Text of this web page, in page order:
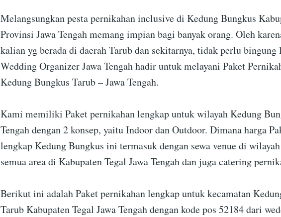
Melangsungkan pesta pernikahan inclusive di Kedung Bungkus
Provinsi Jawa Tengah memang impian bagi banyak orang. Oleh
kalian yg berada di daerah Tarub dan sekitarnya, tidak perlu bingung
Wedding Organizer Jawa Tengah hadir untuk melayani Paket
Kedung Bungkus Tarub – Jawa Tengah.
Kami memiliki Paket pernikahan lengkap untuk wilayah Kedung
Tengah dengan 2 konsep, yaitu Indoor dan Outdoor. Dimana harga
lengkap Kedung Bungkus ini termasuk dengan sewa venue di
semua area di Kabupaten Tegal Jawa Tengah dan juga catering
Berikut ini adalah Paket pernikahan lengkap untuk kecamatan
Tarub Kabupaten Tegal Jawa Tengah dengan kode pos 52184 dari